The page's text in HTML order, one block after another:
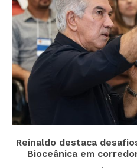
Reinaldo destaca
Bioceânica em